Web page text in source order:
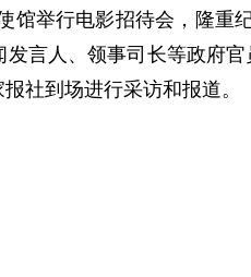
举行电影招待会，隆重
言人、领事司长等政府
社到场进行采访和报道。